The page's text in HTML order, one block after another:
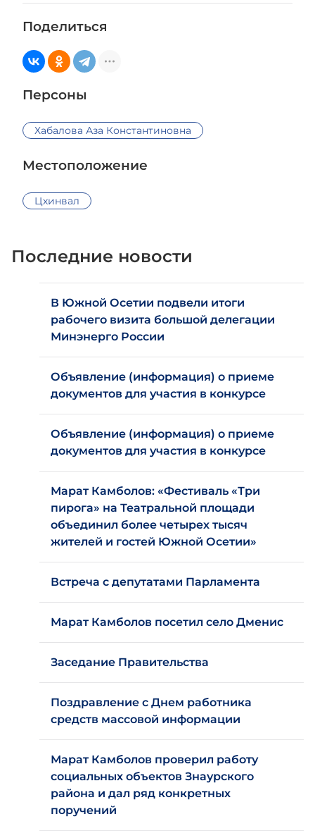
Поделиться
Персоны
Хабалова Аза Константиновна
Местоположение
Цхинвал
Последние новости
В Южной Осетии подвели итоги
рабочего визита большой делегации
Минэнерго России
Объявление (информация) о приеме
документов для участия в конкурсе
Объявление (информация) о приеме
документов для участия в конкурсе
Марат Камболов: «Фестиваль «Три
пирога» на Театральной площади
объединил более четырех тысяч
жителей и гостей Южной Осетии»
Встреча с депутатами Парламента
Марат Камболов посетил село Дменис
Заседание Правительства
Поздравление с Днем работника
средств массовой информации
Марат Камболов проверил работу
социальных объектов Знаурского
района и дал ряд конкретных
поручений